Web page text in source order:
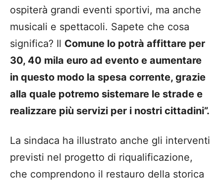
ospiterà grandi eventi sportivi, ma anche
musicali e spettacoli. Sapete che cosa
significa? Il Comune lo potrà affittare per
30, 40 mila euro ad evento e aumentare
in questo modo la spesa corrente, grazie
alla quale potremo sistemare le strade e
realizzare più servizi per i nostri cittadini”.
La sindaca ha illustrato anche gli interventi
previsti nel progetto di riqualificazione,
che comprendono il restauro della storica